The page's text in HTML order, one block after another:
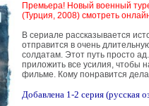
Премьера! Новый военный
(Турция, 2008) смотреть
В сериале рассказывается
отправится в очень
солдатам. Этот путь просто
приложить все усилия, чтобы
фильме. Кому понравится
Добавлена 1-2 серия (русская